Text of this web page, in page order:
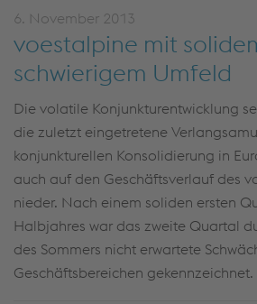
6. November 2013
voestalpine mit
schwierigem Umfeld
Die volatile Konjunkturentwicklung
die zuletzt eingetretene
konjunkturellen Konsolidierung in
auch auf den Geschäftsverlauf des
nieder. Nach einem soliden ersten
Halbjahres war das zweite Quartal
des Sommers nicht erwartete
Geschäftsbereichen gekennzeichnet.